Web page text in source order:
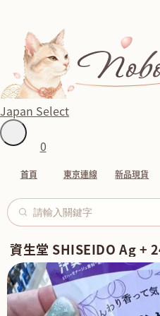
Japan Select
0
首頁 東京連線 新品現貨
資生堂 SHISEIDO Ag +